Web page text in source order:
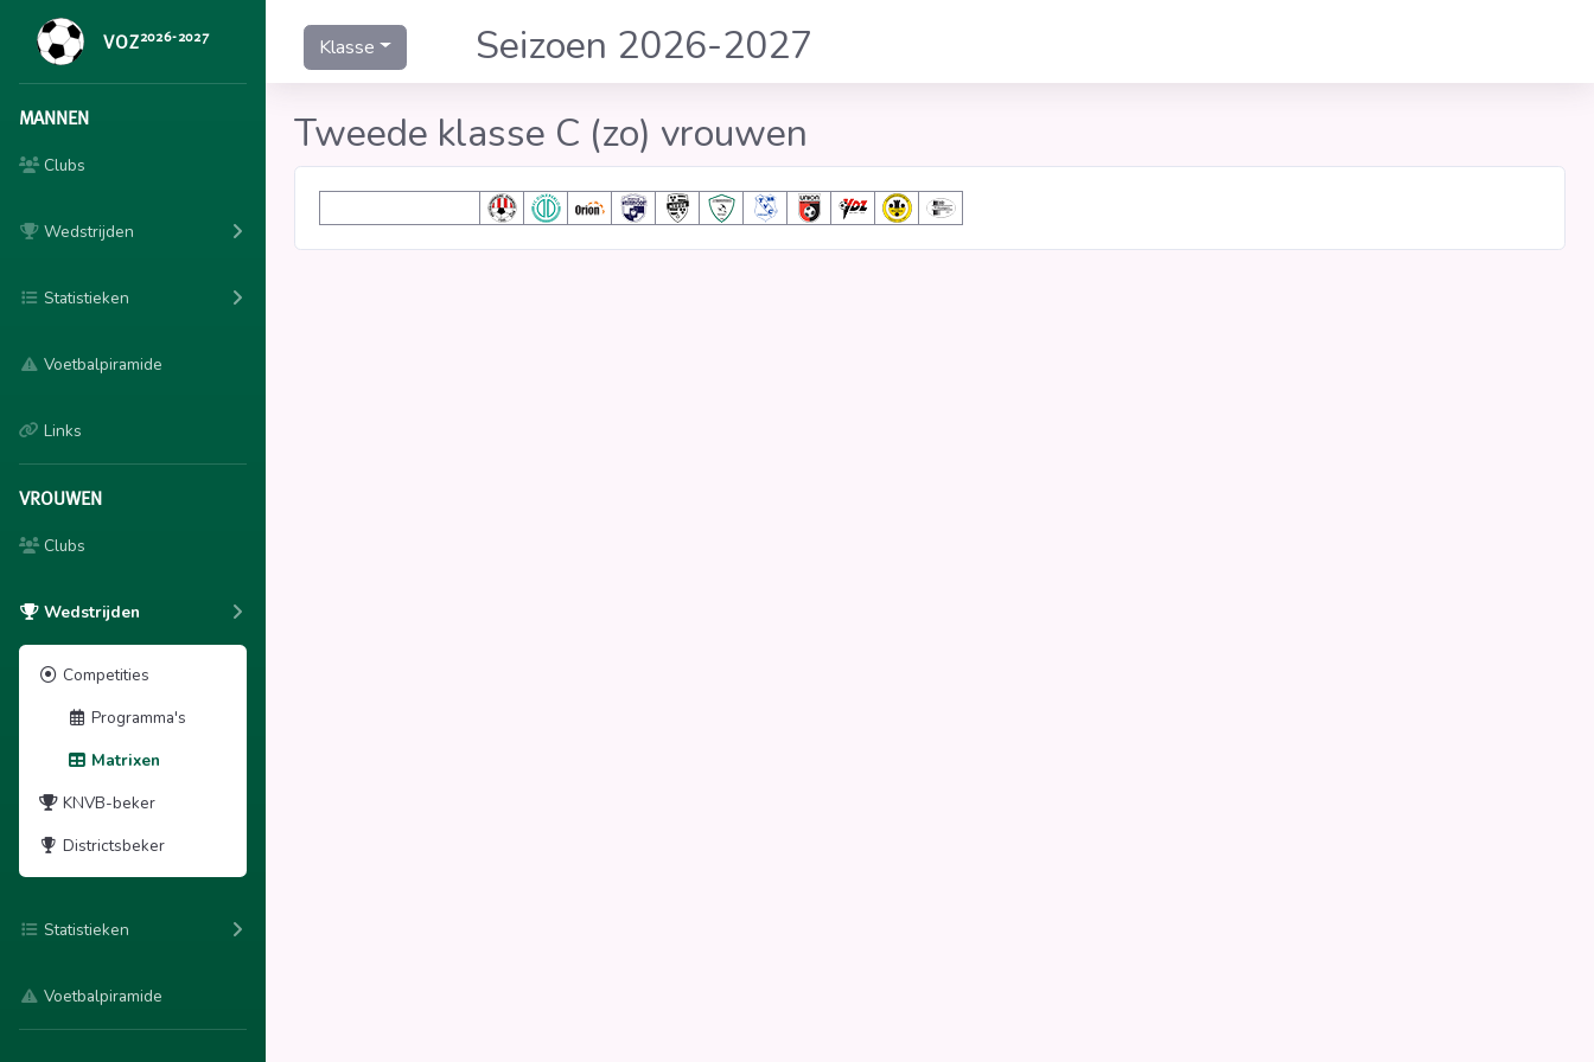
VOZ2026-2027
MANNEN
Clubs
Wedstrijden
Statistieken
Voetbalpiramide
Links
VROUWEN
Clubs
Wedstrijden
Competities
Programma's
Matrixen
KNVB-beker
Districtsbeker
Statistieken
Voetbalpiramide
Klasse
Seizoen 2026-2027
Tweede klasse C (zo) vrouwen